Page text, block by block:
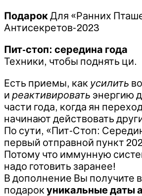
ПодарокДля «Ранних
Антисекретов-2023
Пит-стоп: середина года
Техники, чтобы поднять ци.
Есть приемы, как усилить
и реактивировать энергию
части года, когда ян
начинают действовать
По сути, «Пит-Стоп:
первый отправной пункт
Потому что иммунную
надо готовить заранее!
В дополнение Вы получите в
подарок уникальные даты